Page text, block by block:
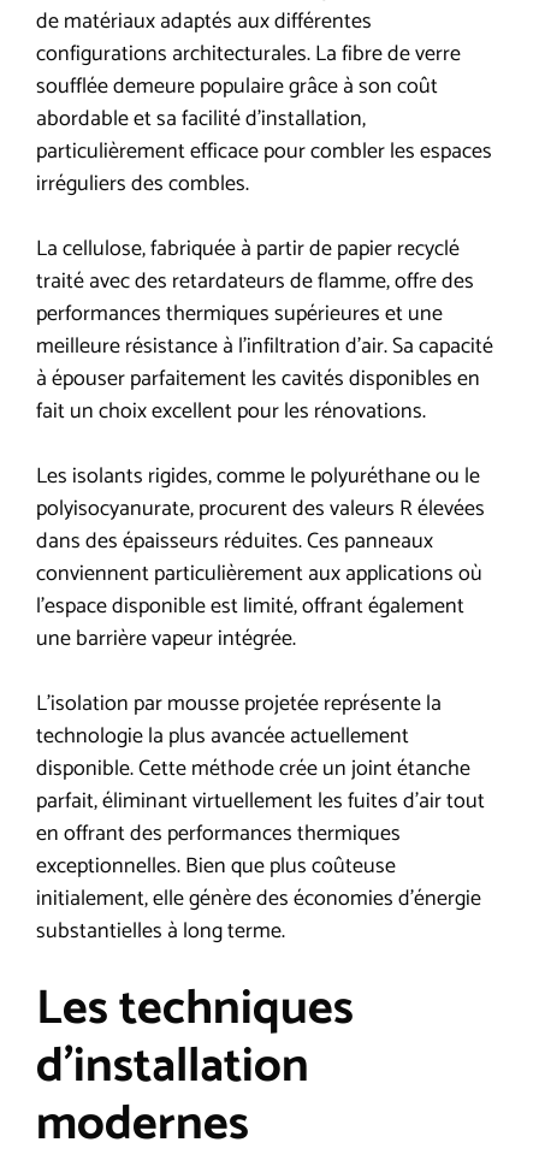
de matériaux adaptés aux différentes
configurations architecturales. La fibre de verre
soufflée demeure populaire grâce à son coût
abordable et sa facilité d’installation,
particulièrement efficace pour combler les espaces
irréguliers des combles.
La cellulose, fabriquée à partir de papier recyclé
traité avec des retardateurs de flamme, offre des
performances thermiques supérieures et une
meilleure résistance à l’infiltration d’air. Sa capacité
à épouser parfaitement les cavités disponibles en
fait un choix excellent pour les rénovations.
Les isolants rigides, comme le polyuréthane ou le
polyisocyanurate, procurent des valeurs R élevées
dans des épaisseurs réduites. Ces panneaux
conviennent particulièrement aux applications où
l’espace disponible est limité, offrant également
une barrière vapeur intégrée.
L’isolation par mousse projetée représente la
technologie la plus avancée actuellement
disponible. Cette méthode crée un joint étanche
parfait, éliminant virtuellement les fuites d’air tout
en offrant des performances thermiques
exceptionnelles. Bien que plus coûteuse
initialement, elle génère des économies d’énergie
substantielles à long terme.
Les techniques
d’installation
modernes